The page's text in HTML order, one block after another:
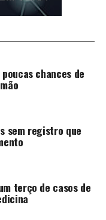
chances de
sem registro que
terço de casos de